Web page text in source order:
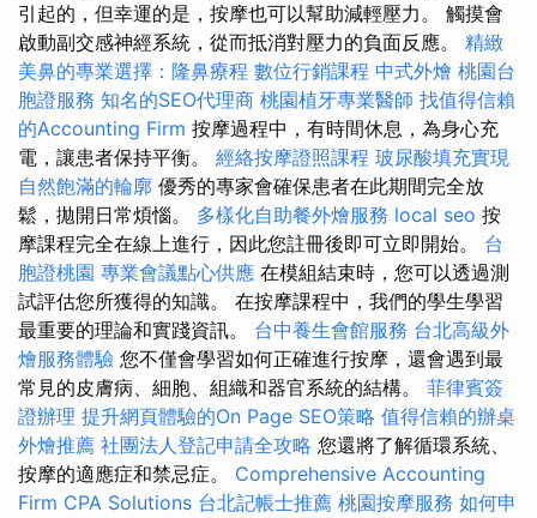
引起的，但幸運的是，按摩也可以幫助減輕壓力。 觸摸會
啟動副交感神經系統，從而抵消對壓力的負面反應。 精緻
美鼻的專業選擇：隆鼻療程 數位行銷課程 中式外燴 桃園台
胞證服務 知名的SEO代理商 桃園植牙專業醫師 找值得信賴
的Accounting Firm 按摩過程中，有時間休息，為身心充
電，讓患者保持平衡。 經絡按摩證照課程 玻尿酸填充實現
自然飽滿的輪廓 優秀的專家會確保患者在此期間完全放
鬆，拋開日常煩惱。 多樣化自助餐外燴服務 local seo 按
摩課程完全在線上進行，因此您註冊後即可立即開始。 台
胞證桃園 專業會議點心供應 在模組結束時，您可以透過測
試評估您所獲得的知識。 在按摩課程中，我們的學生學習
最重要的理論和實踐資訊。 台中養生會館服務 台北高級外
燴服務體驗 您不僅會學習如何正確進行按摩，還會遇到最
常見的皮膚病、細胞、組織和器官系統的結構。 菲律賓簽
證辦理 提升網頁體驗的On Page SEO策略 值得信賴的辦桌
外燴推薦 社團法人登記申請全攻略 您還將了解循環系統、
按摩的適應症和禁忌症。 Comprehensive Accounting
Firm CPA Solutions 台北記帳士推薦 桃園按摩服務 如何申